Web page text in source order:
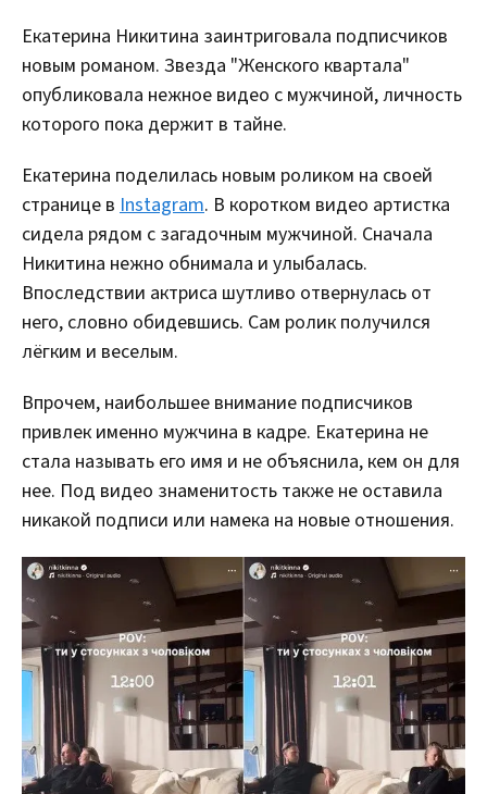
Екатерина Никитина заинтриговала подписчиков
новым романом. Звезда "Женского квартала"
опубликовала нежное видео с мужчиной, личность
которого пока держит в тайне.
Екатерина поделилась новым роликом на своей
странице в Instagram. В коротком видео артистка
сидела рядом с загадочным мужчиной. Сначала
Никитина нежно обнимала и улыбалась.
Впоследствии актриса шутливо отвернулась от
него, словно обидевшись. Сам ролик получился
лёгким и веселым.
Впрочем, наибольшее внимание подписчиков
привлек именно мужчина в кадре. Екатерина не
стала называть его имя и не объяснила, кем он для
нее. Под видео знаменитость также не оставила
никакой подписи или намека на новые отношения.